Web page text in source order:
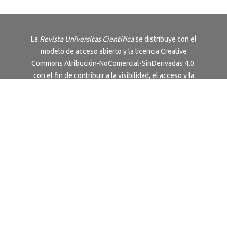
La Revista Universitas Científicase distribuye con el
modelo de acceso abierto y la licencia Creative
Commons Atribución-NoComercial-SinDerivadas 4.0.
con el fin de contribuir a la visibilidad, el acceso y la